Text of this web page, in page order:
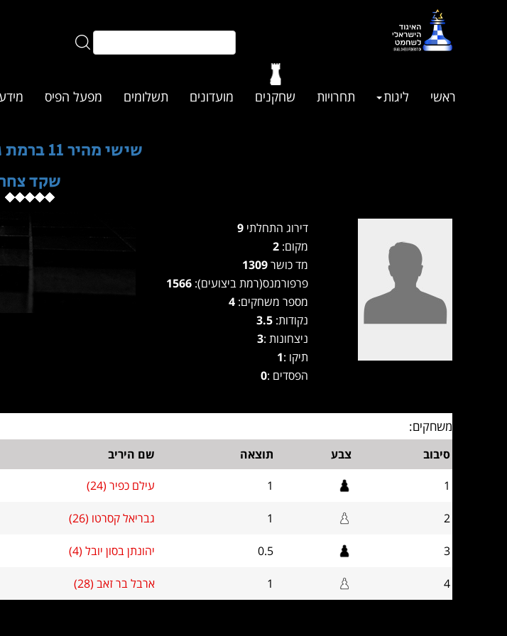
ראשי ליגות תחרויות שחקנים מועדונים תשלומים מפעל הפיס
שישי מהיר 11 ברמת גן בית הארד
שקד
דירוג התחלתי 9
מקום: 2
מד כושר1309
פרפורמנס(רמת ביצועים): 1566
מספר משחקים: 4
נקודות:3.5
ניצחונות :3
תיקו :1
הפסדים :0
משחקים:
סיבוב צבע תוצאה שם היריב
1
1 עילם כפיר (24)
2
1 גבריאל קסרטו (26)
3
0.5 יהונתן בסון יובל (4)
4
1 ארבל בר זאב (28)